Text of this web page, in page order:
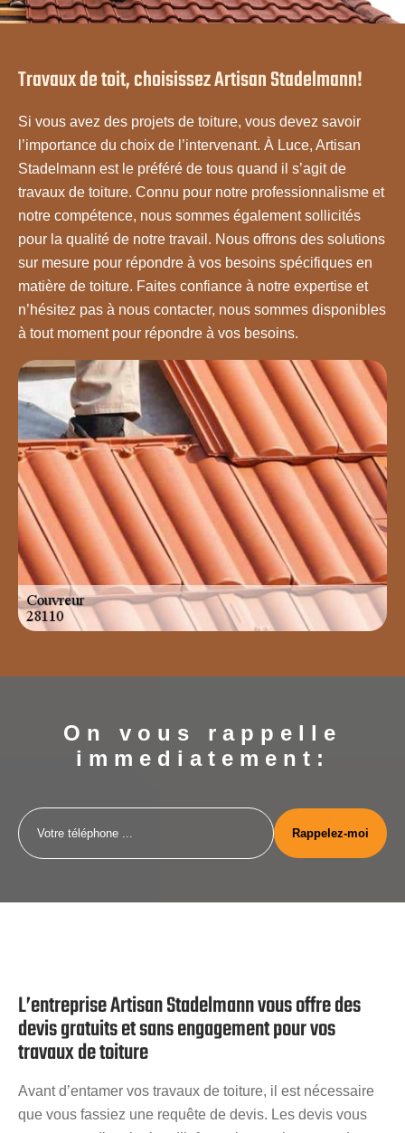
Travaux de toit, choisissez Artisan Stadelmann!
Si vous avez des projets de toiture, vous devez savoir
l’importance du choix de l’intervenant. À Luce, Artisan
Stadelmann est le préféré de tous quand il s’agit de
travaux de toiture. Connu pour notre professionnalisme et
notre compétence, nous sommes également sollicités
pour la qualité de notre travail. Nous offrons des solutions
sur mesure pour répondre à vos besoins spécifiques en
matière de toiture. Faites confiance à notre expertise et
n’hésitez pas à nous contacter, nous sommes disponibles
à tout moment pour répondre à vos besoins.
On vous rappelle
immediatement:
L’entreprise Artisan Stadelmann vous offre des
devis gratuits et sans engagement pour vos
travaux de toiture
Avant d’entamer vos travaux de toiture, il est nécessaire
que vous fassiez une requête de devis. Les devis vous